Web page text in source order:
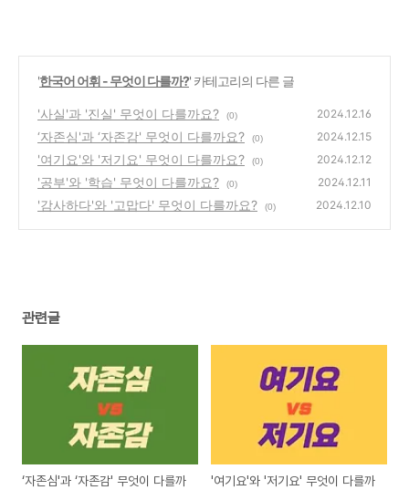
'한국어 어휘 - 무엇이 다를까?' 카테고리의 다른 글
'사실'과 '진실' 무엇이 다를까요? (0) 2024.12.16
‘자존심'과 ‘자존감' 무엇이 다를까요? (0) 2024.12.15
'여기요'와 '저기요' 무엇이 다를까요? (0) 2024.12.12
'공부'와 '학습' 무엇이 다를까요? (0) 2024.12.11
'감사하다'와 '고맙다' 무엇이 다를까요? (0) 2024.12.10
관련글
‘자존심'과 ‘자존감' 무엇이 다를까
'여기요'와 '저기요' 무엇이 다를까